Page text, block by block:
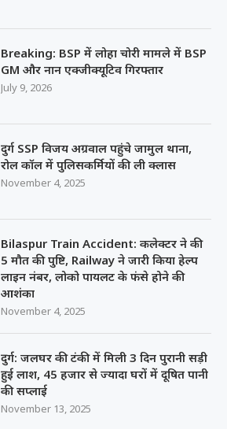
Breaking: BSP में लोहा चोरी मामले में BSP
GM और नान एक्जीक्यूटिव गिरफ्तार
July 9, 2026
दुर्ग SSP विजय अग्रवाल पहुंचे जामुल थाना,
रोल कॉल में पुलिसकर्मियों की ली क्लास
November 4, 2025
Bilaspur Train Accident: कलेक्टर ने की
5 मौत की पुष्टि, Railway ने जारी किया हेल्प
लाइन नंबर, लोको पायलट के फंसे होने की
आशंका
November 4, 2025
दुर्ग: जलघर की टंकी में मिली 3 दिन पुरानी सड़ी
हुई लाश, 45 हजार से ज्यादा घरों में दूषित पानी
की सप्लाई
November 13, 2025